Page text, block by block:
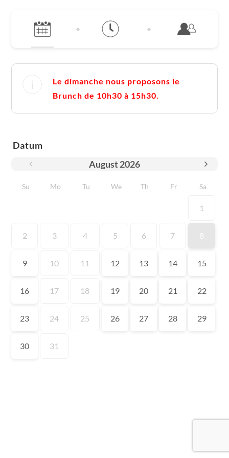
Le dimanche nous proposons le
Brunch de 10h30 à 15h30.
Datum
August2026
Su Mo Tu We Th Fr Sa
1
2 3 4 5 6 7 8
9 10 11 12 13 14 15
16 17 18 19 20 21 22
23 24 25 26 27 28 29
30 31